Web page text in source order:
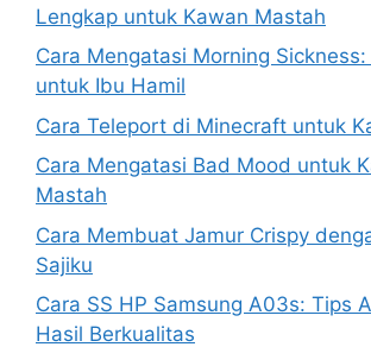
Lengkap untuk Kawan Mastah
Cara Mengatasi Morning
untuk Ibu Hamil
Cara Teleport di Minecraft untuk
Cara Mengatasi Bad Mood untuk
Mastah
Cara Membuat Jamur Crispy
Sajiku
Cara SS HP Samsung A03s: Tips
Hasil Berkualitas